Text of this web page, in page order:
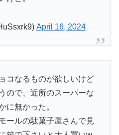
April 16, 2024
コなるものが欲しいけど
ので、近所のスーパーな
に無かった。
ールの駄菓子屋さんで見